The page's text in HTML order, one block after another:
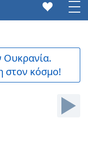
Ουκρανία.
στον κόσμο!